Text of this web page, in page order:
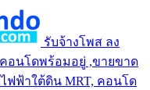
รับจ้างโพส ลง
อนโดพร้อมอยู่ ,ขายขาด
ฟฟ้าใต้ดิน MRT, คอนโด